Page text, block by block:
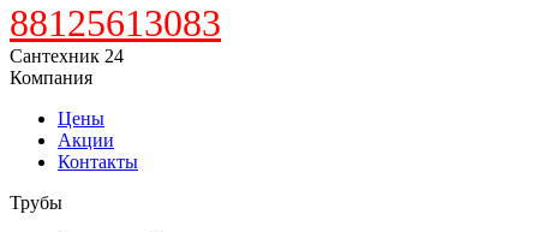
88125613083
Сантехник 24
Компания
Цены
Акции
Контакты
Трубы